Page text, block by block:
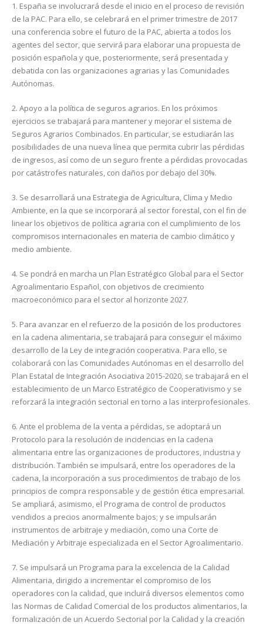
1. España se involucrará desde el inicio en el proceso de revisión
de la PAC. Para ello, se celebrará en el primer trimestre de 2017
una conferencia sobre el futuro de la PAC, abierta a todos los
agentes del sector, que servirá para elaborar una propuesta de
posición española y que, posteriormente, será presentada y
debatida con las organizaciones agrarias y las Comunidades
Autónomas.
2. Apoyo a la política de seguros agrarios. En los próximos
ejercicios se trabajará para mantener y mejorar el sistema de
Seguros Agrarios Combinados. En particular, se estudiarán las
posibilidades de una nueva línea que permita cubrir las pérdidas
de ingresos, así como de un seguro frente a pérdidas provocadas
por catástrofes naturales, con daños por debajo del 30%.
3. Se desarrollará una Estrategia de Agricultura, Clima y Medio
Ambiente, en la que se incorporará al sector forestal, con el fin de
linear los objetivos de política agraria con el cumplimiento de los
compromisos internacionales en materia de cambio climático y
medio ambiente.
4. Se pondrá en marcha un Plan Estratégico Global para el Sector
Agroalimentario Español, con objetivos de crecimiento
macroeconómico para el sector al horizonte 2027.
5. Para avanzar en el refuerzo de la posición de los productores
en la cadena alimentaria, se trabajará para conseguir el máximo
desarrollo de la Ley de integración cooperativa. Para ello, se
colaborará con las Comunidades Autónomas en el desarrollo del
Plan Estatal de Integración Asociativa 2015-2020, se trabajará en el
establecimiento de un Marco Estratégico de Cooperativismo y se
reforzará la integración sectorial en torno a las interprofesionales.
6. Ante el problema de la venta a pérdidas, se adoptará un
Protocolo para la resolución de incidencias en la cadena
alimentaria entre las organizaciones de productores, industria y
distribución. También se impulsará, entre los operadores de la
cadena, la incorporación a sus procedimientos de trabajo de los
principios de compra responsable y de gestión ética empresarial.
Se ampliará, asimismo, el Programa de control de productos
vendidos a precios anormalmente bajos; y se impulsarán
instrumentos de arbitraje y mediación, como una Corte de
Mediación y Arbitraje especializada en el Sector Agroalimentario.
7. Se impulsará un Programa para la excelencia de la Calidad
Alimentaria, dirigido a incrementar el compromiso de los
operadores con la calidad, que incluirá diversos elementos como
las Normas de Calidad Comercial de los productos alimentarios, la
formalización de un Acuerdo Sectorial por la Calidad y la creación